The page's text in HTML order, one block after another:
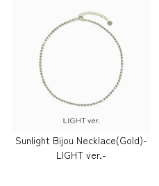
Sunlight Bijou Necklace(Gold)-
LIGHT ver.-